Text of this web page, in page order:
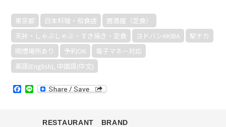
東京都 日本料理・和食店
居酒屋（定食）
天丼・しゃぶしゃぶ・すき焼き・定食
ヨドバシAKIBA
駅チカ
喫煙場所あり
予約OK
電子マネー対応
英語(English), 中国語(中文)
Facebook
Line
RESTAURANT BRAND